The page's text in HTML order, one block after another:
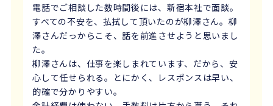
電話でご相談した数時間後には、新宿本社で面談。
すべての不安を、払拭して頂いたのが柳澤さん。柳
澤さんだっからこそ、話を前進させようと思いまし
た。
柳澤さんは、仕事を楽しまれています、だから、安
心して任せられる。とにかく、レスポンスは早い、
的確で分かりやすい。